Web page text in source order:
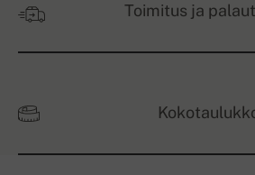
Toimitus ja